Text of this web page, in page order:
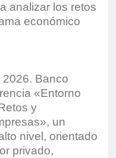
analizar los retos
económico
Banco
«Entorno
y
un
nivel, orientado
privado,